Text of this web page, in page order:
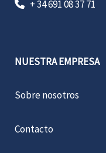
+ 34 691 08 37 71
NUESTRA EMPRESA
Sobre nosotros
Contacto